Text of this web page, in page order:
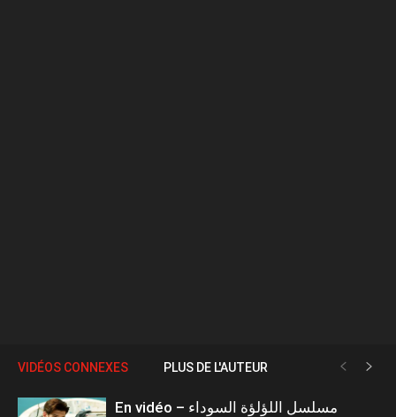
VIDÉOS CONNEXES PLUS DE L'AUTEUR
En vidéo – مسلسل اللؤلؤة السوداء